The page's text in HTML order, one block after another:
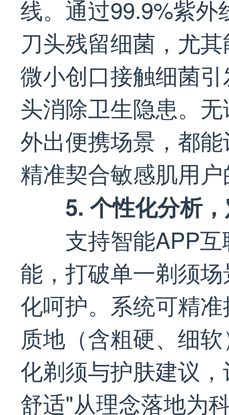
线。通过99.9%紫
刀头残留细菌，尤
微小创口接触细菌
头消除卫生隐患。
外出便携场景，都
精准契合敏感肌用
5. 个性化分析
支持智能APP
能，打破单一剃须
化呵护。系统可精
质地（含粗硬、细
化剃须与护肤建议
舒适"从理念落地为